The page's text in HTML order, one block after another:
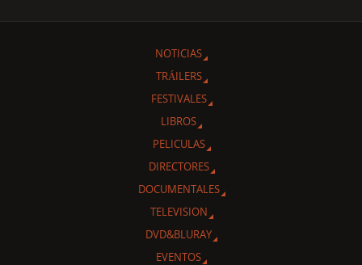
NOTICIAS
TRÁILERS
FESTIVALES
LIBROS
PELICULAS
DIRECTORES
DOCUMENTALES
TELEVISION
DVD&BLURAY
EVENTOS